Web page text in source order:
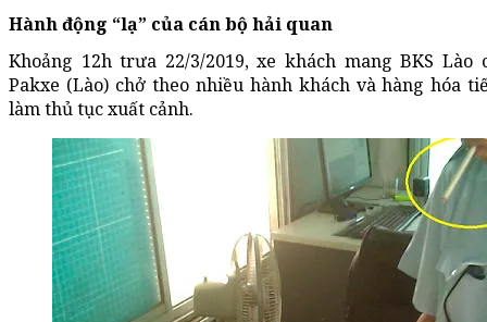
Hành động “lạ” của cán bộ hải quan
Khoảng 12h trưa 22/3/2019, xe khách mang BKS
Pakxe (Lào) chở theo nhiều hành khách và hàng hóa
làm thủ tục xuất cảnh.